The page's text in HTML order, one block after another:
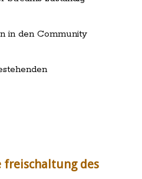
in den Community
freischaltung des